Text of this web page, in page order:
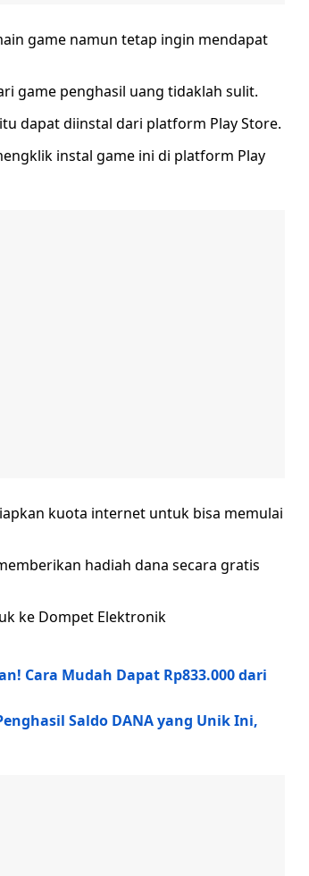
game namun tetap ingin mendapat
game penghasil uang tidaklah sulit.
dapat diinstal dari platform Play Store.
instal game ini di platform Play
kuota internet untuk bisa memulai
hadiah dana secara gratis
ke Dompet Elektronik
Cara Mudah Dapat Rp833.000 dari
Saldo DANA yang Unik Ini,